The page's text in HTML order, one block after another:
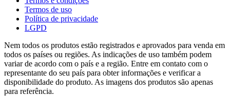
Termos de uso
Política de privacidade
LGPD
Nem todos os produtos estão registrados e aprovados para venda em
todos os países ou regiões. As indicações de uso também podem
variar de acordo com o país e a região. Entre em contato com o
representante do seu país para obter informações e verificar a
disponibilidade do produto. As imagens dos produtos são apenas
para referência.